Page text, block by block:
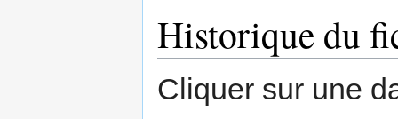
Historique du
Cliquer sur une